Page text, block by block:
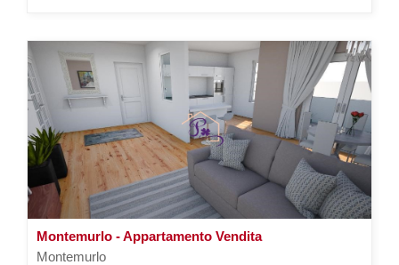
Montemurlo - Appartamento Vendita
Montemurlo